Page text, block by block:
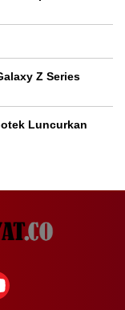
Z Series
Luncurkan